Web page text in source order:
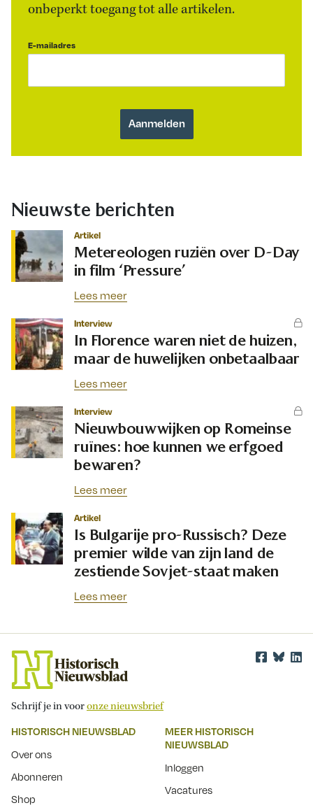
onbeperkt toegang tot alle artikelen.
E-mailadres
Nieuwste berichten
Artikel
Metereologen ruziën over D-Day
in film ‘Pressure’
Lees meer
Interview
In Florence waren niet de huizen,
maar de huwelijken onbetaalbaar
Lees meer
Interview
Nieuwbouwwijken op Romeinse
ruïnes: hoe kunnen we erfgoed
bewaren?
Lees meer
Artikel
Is Bulgarije pro-Russisch? Deze
premier wilde van zijn land de
zestiende Sovjet-staat maken
Lees meer
Schrijf je in vooronze nieuwsbrief
HISTORISCH NIEUWSBLAD
Over ons
Abonneren
Shop
MEER HISTORISCH
NIEUWSBLAD
Inloggen
Vacatures